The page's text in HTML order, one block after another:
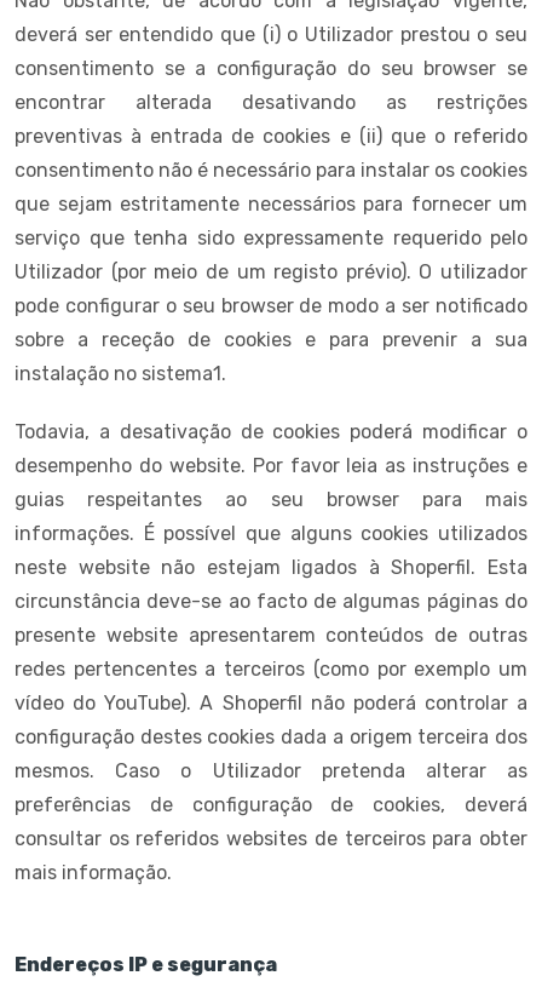
deverá ser entendido que (i) o Utilizador prestou o seu
consentimento se a configuração do seu browser se
encontrar alterada desativando as restrições
preventivas à entrada de cookies e (ii) que o referido
consentimento não é necessário para instalar os cookies
que sejam estritamente necessários para fornecer um
serviço que tenha sido expressamente requerido pelo
Utilizador (por meio de um registo prévio). O utilizador
pode configurar o seu browser de modo a ser notificado
sobre a receção de cookies e para prevenir a sua
instalação no sistema1.
Todavia, a desativação de cookies poderá modificar o
desempenho do website. Por favor leia as instruções e
guias respeitantes ao seu browser para mais
informações. É possível que alguns cookies utilizados
neste website não estejam ligados à Shoperfil. Esta
circunstância deve-se ao facto de algumas páginas do
presente website apresentarem conteúdos de outras
redes pertencentes a terceiros (como por exemplo um
vídeo do YouTube). A Shoperfil não poderá controlar a
configuração destes cookies dada a origem terceira dos
mesmos. Caso o Utilizador pretenda alterar as
preferências de configuração de cookies, deverá
consultar os referidos websites de terceiros para obter
mais informação.
Endereços IP e segurança